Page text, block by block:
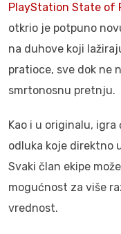
PlayStation State of
otkrio je potpuno
na duhove koji
pratioce, sve dok ne
smrtonosnu pretnju.
Kao i u originalu,
odluka koje direktno
Svaki član ekipe
mogućnost za više
vrednost.